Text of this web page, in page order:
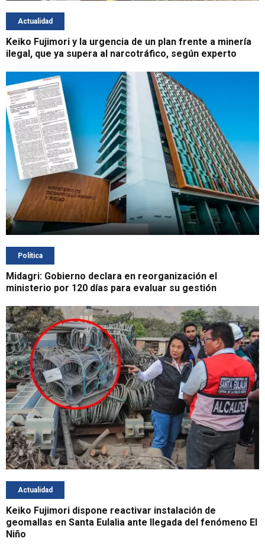
Actualidad
Keiko Fujimori y la urgencia de un plan frente a minería
ilegal, que ya supera al narcotráfico, según experto
Política
Midagri: Gobierno declara en reorganización el
ministerio por 120 días para evaluar su gestión
Actualidad
Keiko Fujimori dispone reactivar instalación de
geomallas en Santa Eulalia ante llegada del fenómeno El
Niño